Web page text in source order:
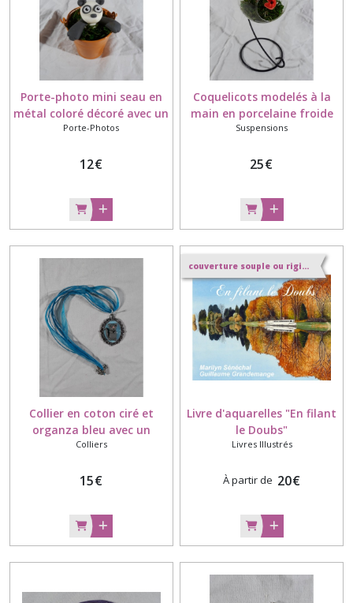
Porte-photo mini seau en
métal coloré décoré avec un
panda modelé à la main en
Porte-Photos
12€
Coquelicots modelés à la
main en porcelaine froide
avec de la mousse dans une
suspendue avec un pied en
Suspensions
25€
Collier en coton ciré et
organza bleu avec un
médaillon décoré avec un
porcelaine froide
Colliers
15€
couverture souple ou rigide au choix
Livre d'aquarelles "En filant
le Doubs"
Livres Illustrés
À partir de 20€